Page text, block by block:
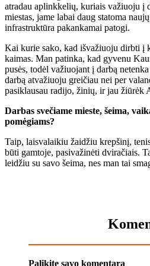
atradau aplinkkelių, kuriais važiuoju į
miestas, jame labai daug statoma
infrastruktūra pakankamai patogi.
Kai kurie sako, kad išvažiuoju dirbti į
kaimas. Man patinka, kad gyvenu
pusės, todėl važiuojant į darbą
darbą atvažiuoju greičiau nei per
pasiklausau radijo, žinių, ir jau žiūrėk
Darbas svečiame mieste, šeima,
pomėgiams?
Taip, laisvalaikiu žaidžiu krepšinį,
būti gamtoje, pasivažinėti dviračiais.
leidžiu su savo šeima, nes man tai
Palikite savo komentarą